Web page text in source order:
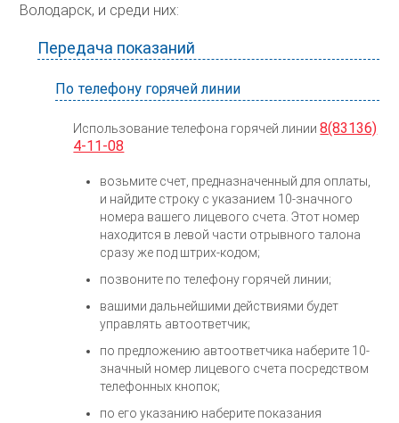
Володарск, и среди них:
Передача показаний
По телефону горячей линии
Использование телефона горячей линии8(83136)
4-11-08
возьмите счет, предназначенный для оплаты,
и найдите строку с указанием 10-значного
номера вашего лицевого счета. Этот номер
находится в левой части отрывного талона
сразу же под штрих-кодом;
позвоните по телефону горячей линии;
вашими дальнейшими действиями будет
управлять автоответчик;
по предложению автоответчика наберите 10-
значный номер лицевого счета посредством
телефонных кнопок;
по его указанию наберите показания